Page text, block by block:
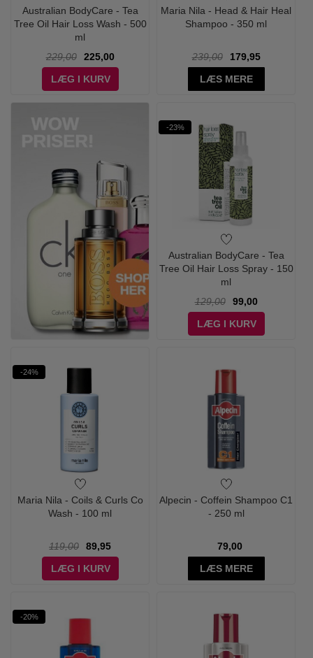
Australian BodyCare - Tea
Tree Oil Hair Loss Wash - 500
ml
229,00
225,00
LÆG I KURV
Maria Nila - Head & Hair Heal
Shampoo - 350 ml
239,00
179,95
LÆS MERE
-23%
Australian BodyCare - Tea
Tree Oil Hair Loss Spray - 150
ml
129,00
99,00
LÆG I KURV
-24%
Maria Nila - Coils & Curls Co
Wash - 100 ml
119,00
89,95
LÆG I KURV
Alpecin - Coffein Shampoo C1
- 250 ml
79,00
LÆS MERE
-20%